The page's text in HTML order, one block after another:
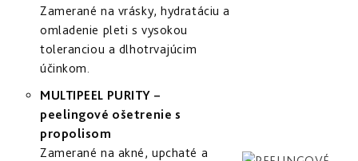
Zamerané na vrásky, hydratáciu a
omladenie pleti s vysokou
toleranciou a dlhotrvajúcim
účinkom.
MULTIPEEL PURITY –
peelingové ošetrenie s
propolisom
Zamerané na akné, upchaté a